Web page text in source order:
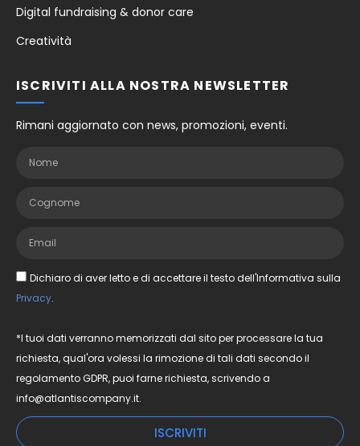
Digital fundraising & donor care
Creatività
ISCRIVITI ALLA NOSTRA NEWSLETTER
Rimani aggiornato con news, promozioni, eventi.
Dichiaro di aver letto e di accettare il testo dell'Informativa sulla
Privacy.
*I tuoi dati verranno memorizzati dal sito per processare la tua
richiesta, qual'ora volessi la rimozione di tali dati secondo il
regolamento GDPR, puoi farne richiesta, scrivendo a
info@atlantiscompany.it.
ISCRIVITI